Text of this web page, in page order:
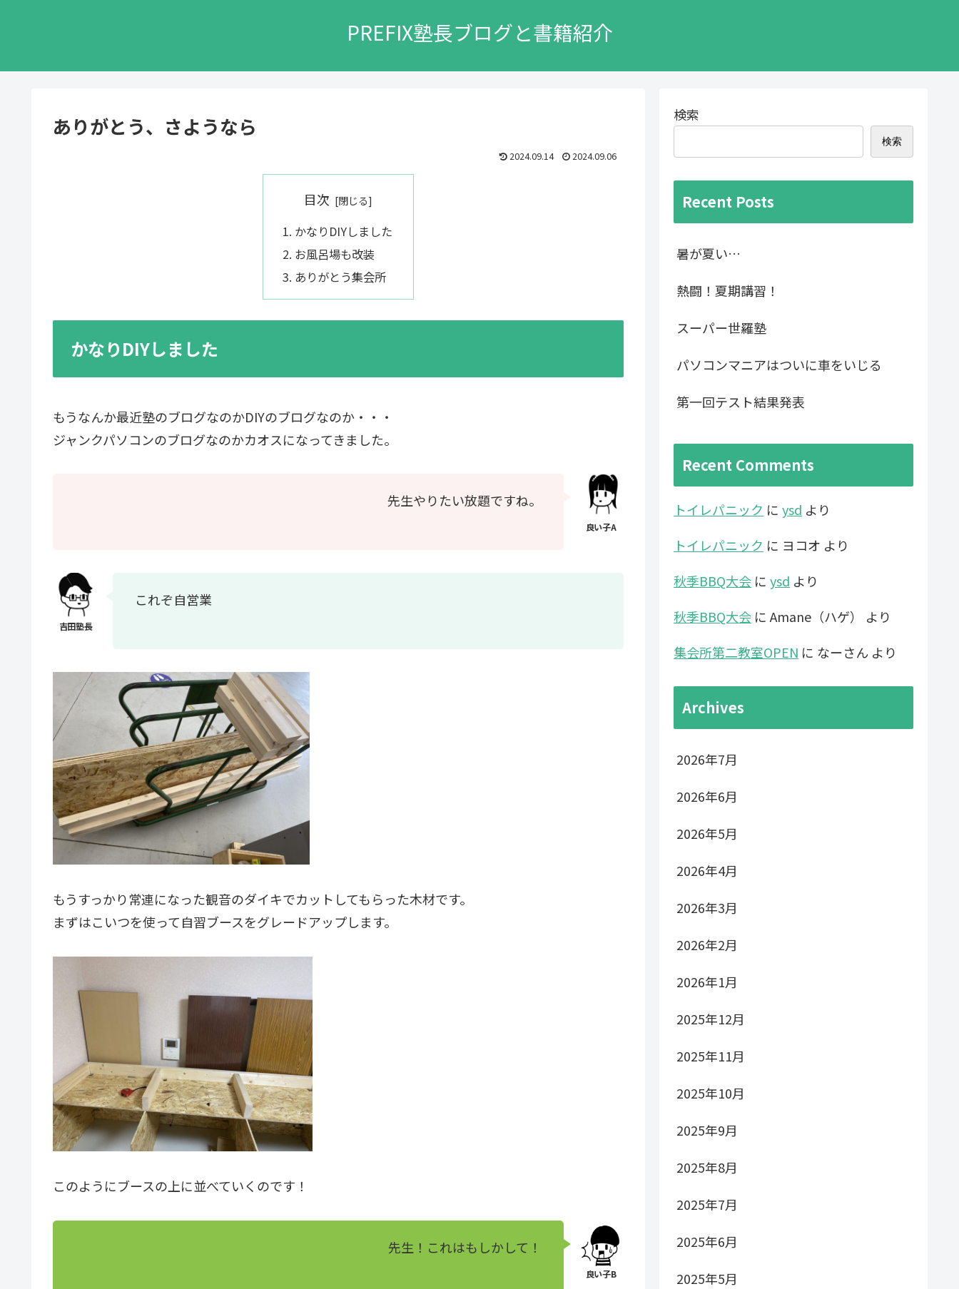
PREFIX塾長ブログと書籍紹介
ありがとう、さようなら
2024.09.14 2024.09.06
目次
かなりDIYしました
お風呂場も改装
ありがとう集会所
かなりDIYしました
もうなんか最近塾のブログなのかDIYのブログなのか・・・
ジャンクパソコンのブログなのかカオスになってきました。
先生やりたい放題ですね。
これぞ自営業
もうすっかり常連になった観音のダイキでカットしてもらった木材です。
まずはこいつを使って自習ブースをグレードアップします。
このようにブースの上に並べていくのです！
先生！これはもしかして！
検索
検索
Recent Posts
暑が夏い…
熱闘！夏期講習！
スーパー世羅塾
パソコンマニアはついに車をいじる
第一回テスト結果発表
Recent Comments
トイレパニック に ysd より
トイレパニック に ヨコオ より
秋季BBQ大会 に ysd より
秋季BBQ大会 に Amane（ハゲ）
より
集会所第二教室OPEN に なーさん より
Archives
2026年7月
2026年6月
2026年5月
2026年4月
2026年3月
2026年2月
2026年1月
2025年12月
2025年11月
2025年10月
2025年9月
2025年8月
2025年7月
2025年6月
2025年5月